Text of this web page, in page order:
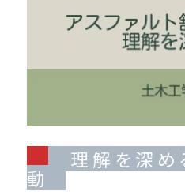
理解を深め
動